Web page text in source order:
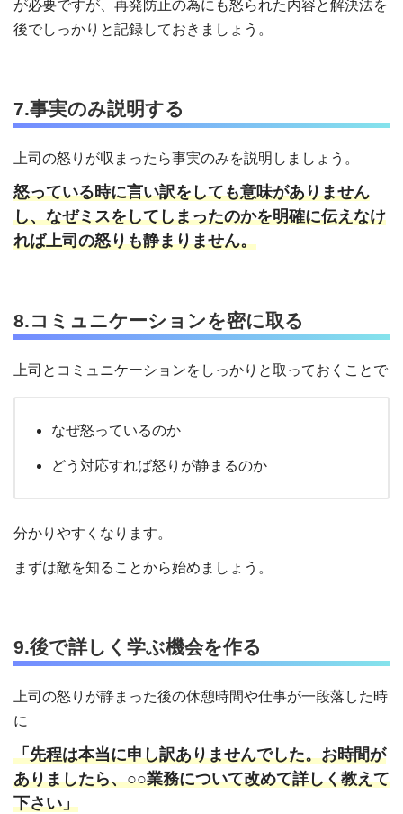
が必要ですが、再発防止の為にも怒られた内容と解決法を
後でしっかりと記録しておきましょう。
7.事実のみ説明する
上司の怒りが収まったら事実のみを説明しましょう。
怒っている時に言い訳をしても意味がありません
し、なぜミスをしてしまったのかを明確に伝えなけ
れば上司の怒りも静まりません。
8.コミュニケーションを密に取る
上司とコミュニケーションをしっかりと取っておくことで
なぜ怒っているのか
どう対応すれば怒りが静まるのか
分かりやすくなります。
まずは敵を知ることから始めましょう。
9.後で詳しく学ぶ機会を作る
上司の怒りが静まった後の休憩時間や仕事が一段落した時
に
「先程は本当に申し訳ありませんでした。お時間が
ありましたら、○○業務について改めて詳しく教えて
下さい」